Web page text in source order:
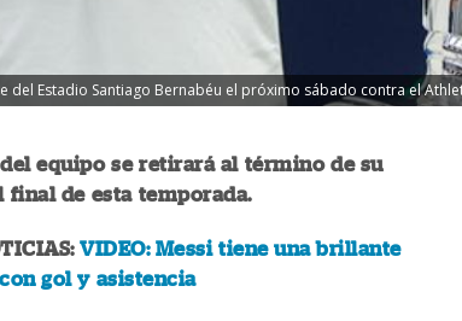
Estadio Santiago Bernabéu el próximo sábado contra el
equipo se retirará al término de su
final de esta temporada.
VIDEO: Messi tiene una brillante
gol y asistencia